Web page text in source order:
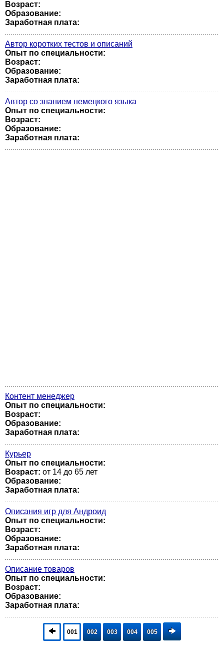
Возраст:
Образование:
Заработная плата:
Автор коротких тестов и описаний
Опыт по специальности:
Возраст:
Образование:
Заработная плата:
Автор со знанием немецкого языка
Опыт по специальности:
Возраст:
Образование:
Заработная плата:
Контент менеджер
Опыт по специальности:
Возраст:
Образование:
Заработная плата:
Курьер
Опыт по специальности:
Возраст: от 14 до 65 лет
Образование:
Заработная плата:
Описания игр для Андроид
Опыт по специальности:
Возраст:
Образование:
Заработная плата:
Описание товаров
Опыт по специальности:
Возраст:
Образование:
Заработная плата:
001 002 003 004 005